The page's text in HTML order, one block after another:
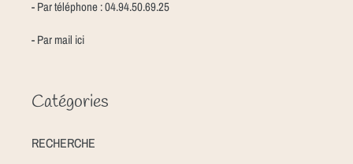
- Par téléphone : 04.94.50.69.25
- Par mail ici
Catégories
RECHERCHE